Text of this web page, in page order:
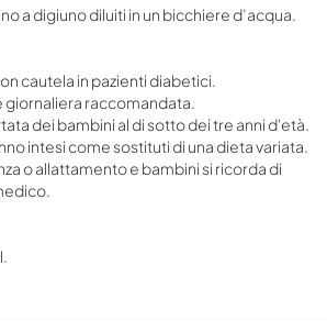
a digiuno diluiti in un bicchiere d’acqua.
cautela in pazienti diabetici.
giornaliera raccomandata.
dei bambini al di sotto dei tre anni d'età.
intesi come sostituti di una dieta variata.
o allattamento e bambini si ricorda di